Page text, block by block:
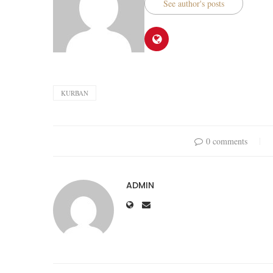
See author's posts
KURBAN
0 comments
ADMIN